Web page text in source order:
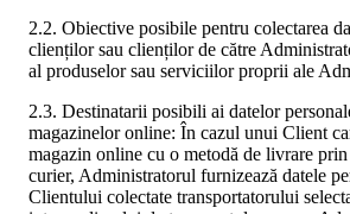
2.2. Obiective posibile pentru colectarea
clienților sau clienților de către
al produselor sau serviciilor proprii ale
2.3. Destinatarii posibili ai datelor
magazinelor online: În cazul unui Client
magazin online cu o metodă de livrare
curier, Administratorul furnizează datele
Clientului colectate transportatorului